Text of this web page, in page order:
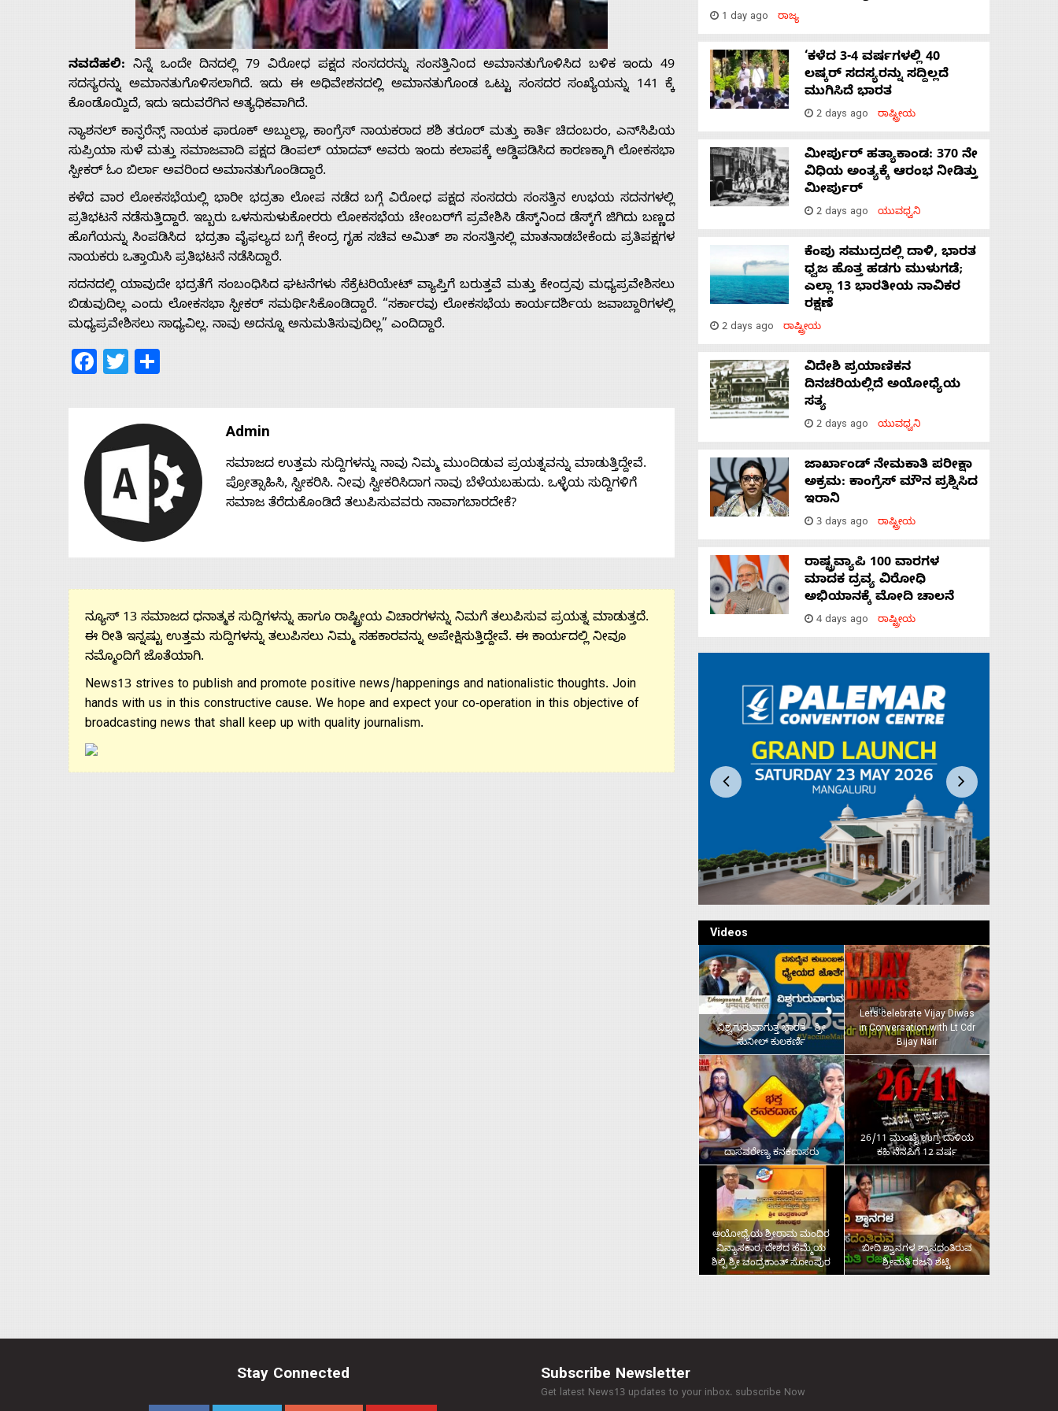
Advertise
Contact
ನವದೆಹಲಿ: ನಿನ್ನೆ ಒಂದೇ ದಿನದಲ್ಲಿ 79 ವಿರೋಧ ಪಕ್ಷದ ಸಂಸದರನ್ನು ಸಂಸತ್ತಿನಿಂದ ಅಮಾನತುಗೊಳಿಸಿದ ಬಳಿಕ ಇಂದು 49
ಸದಸ್ಯರನ್ನು ಅಮಾನತುಗೊಳಿಸಲಾಗಿದೆ. ಇದು ಈ ಅಧಿವೇಶನದಲ್ಲಿ ಅಮಾನತುಗೊಂಡ ಒಟ್ಟು ಸಂಸದರ ಸಂಖ್ಯೆಯನ್ನು 141 ಕ್ಕೆ
ಕೊಂಡೊಯ್ದಿದೆ, ಇದು ಇದುವರೆಗಿನ ಅತ್ಯಧಿಕವಾಗಿದೆ.
ನ್ಯಾಶನಲ್ ಕಾನ್ಫರೆನ್ಸ್ ನಾಯಕ ಫಾರೂಕ್ ಅಬ್ದುಲ್ಲಾ, ಕಾಂಗ್ರೆಸ್ ನಾಯಕರಾದ ಶಶಿ ತರೂರ್ ಮತ್ತು ಕಾರ್ತಿ ಚಿದಂಬರಂ, ಎನ್‌ಸಿಪಿಯ
ಸುಪ್ರಿಯಾ ಸುಳೆ ಮತ್ತು ಸಮಾಜವಾದಿ ಪಕ್ಷದ ಡಿಂಪಲ್ ಯಾದವ್ ಅವರು ಇಂದು ಕಲಾಪಕ್ಕೆ ಅಡ್ಡಿಪಡಿಸಿದ ಕಾರಣಕ್ಕಾಗಿ ಲೋಕಸಭಾ
ಸ್ಪೀಕರ್ ಓಂ ಬಿರ್ಲಾ ಅವರಿಂದ ಅಮಾನತುಗೊಂಡಿದ್ದಾರೆ.
ಕಳೆದ ವಾರ ಲೋಕಸಭೆಯಲ್ಲಿ ಭಾರೀ ಭದ್ರತಾ ಲೋಪ ನಡೆದ ಬಗ್ಗೆ ವಿರೋಧ ಪಕ್ಷದ ಸಂಸದರು ಸಂಸತ್ತಿನ ಉಭಯ ಸದನಗಳಲ್ಲಿ
ಪ್ರತಿಭಟನೆ ನಡೆಸುತ್ತಿದ್ದಾರೆ. ಇಬ್ಬರು ಒಳನುಸುಳುಕೋರರು ಲೋಕಸಭೆಯ ಚೇಂಬರ್‌ಗೆ ಪ್ರವೇಶಿಸಿ ಡೆಸ್ಕ್‌ನಿಂದ ಡೆಸ್ಕ್‌ಗೆ ಜಿಗಿದು ಬಣ್ಣದ
ಹೊಗೆಯನ್ನು ಸಿಂಪಡಿಸಿದ ಭದ್ರತಾ ವೈಫಲ್ಯದ ಬಗ್ಗೆ ಕೇಂದ್ರ ಗೃಹ ಸಚಿವ ಅಮಿತ್ ಶಾ ಸಂಸತ್ತಿನಲ್ಲಿ ಮಾತನಾಡಬೇಕೆಂದು ಪ್ರತಿಪಕ್ಷಗಳ
ನಾಯಕರು ಒತ್ತಾಯಿಸಿ ಪ್ರತಿಭಟನೆ ನಡೆಸಿದ್ದಾರೆ.
ಸದನದಲ್ಲಿ ಯಾವುದೇ ಭದ್ರತೆಗೆ ಸಂಬಂಧಿಸಿದ ಘಟನೆಗಳು ಸೆಕ್ರೆಟರಿಯೇಟ್ ವ್ಯಾಪ್ತಿಗೆ ಬರುತ್ತವೆ ಮತ್ತು ಕೇಂದ್ರವು ಮಧ್ಯಪ್ರವೇಶಿಸಲು
ಬಿಡುವುದಿಲ್ಲ ಎಂದು ಲೋಕಸಭಾ ಸ್ಪೀಕರ್ ಸಮರ್ಥಿಸಿಕೊಂಡಿದ್ದಾರೆ. “ಸರ್ಕಾರವು ಲೋಕಸಭೆಯ ಕಾರ್ಯದರ್ಶಿಯ ಜವಾಬ್ದಾರಿಗಳಲ್ಲಿ
ಮಧ್ಯಪ್ರವೇಶಿಸಲು ಸಾಧ್ಯವಿಲ್ಲ. ನಾವು ಅದನ್ನೂ ಅನುಮತಿಸುವುದಿಲ್ಲ” ಎಂದಿದ್ದಾರೆ.
Facebook
Twitter
Admin
ಸಮಾಜದ ಉತ್ತಮ ಸುದ್ದಿಗಳನ್ನು ನಾವು ನಿಮ್ಮ ಮುಂದಿಡುವ ಪ್ರಯತ್ನವನ್ನು ಮಾಡುತ್ತಿದ್ದೇವೆ.
ಪ್ರೋತ್ಸಾಹಿಸಿ, ಸ್ವೀಕರಿಸಿ. ನೀವು ಸ್ವೀಕರಿಸಿದಾಗ ನಾವು ಬೆಳೆಯಬಹುದು. ಒಳ್ಳೆಯ ಸುದ್ದಿಗಳಿಗೆ
ಸಮಾಜ ತೆರೆದುಕೊಂಡಿದೆ ತಲುಪಿಸುವವರು ನಾವಾಗಬಾರದೇಕೆ?
ನ್ಯೂಸ್ 13 ಸಮಾಜದ ಧನಾತ್ಮಕ ಸುದ್ದಿಗಳನ್ನು ಹಾಗೂ ರಾಷ್ಟ್ರೀಯ ವಿಚಾರಗಳನ್ನು ನಿಮಗೆ ತಲುಪಿಸುವ ಪ್ರಯತ್ನ ಮಾಡುತ್ತದೆ.
ಈ ರೀತಿ ಇನ್ನಷ್ಟು ಉತ್ತಮ ಸುದ್ದಿಗಳನ್ನು ತಲುಪಿಸಲು ನಿಮ್ಮ ಸಹಕಾರವನ್ನು ಅಪೇಕ್ಷಿಸುತ್ತಿದ್ದೇವೆ. ಈ ಕಾರ್ಯದಲ್ಲಿ ನೀವೂ
ನಮ್ಮೊಂದಿಗೆ ಜೊತೆಯಾಗಿ.
News13 strives to publish and promote positive news/happenings and nationalistic thoughts. Join
hands with us in this constructive cause. We hope and expect your co-operation in this objective of
broadcasting news that shall keep up with quality journalism.
1 day ago ರಾಜ್ಯ
‘ಕಳೆದ 3-4 ವರ್ಷಗಳಲ್ಲಿ 40
ಲಷ್ಕರ್ ಸದಸ್ಯರನ್ನು ಸದ್ದಿಲ್ಲದೆ
ಮುಗಿಸಿದೆ ಭಾರತ
2 days ago ರಾಷ್ಟ್ರೀಯ
ಮೀರ್ಪುರ್ ಹತ್ಯಾಕಾಂಡ: 370 ನೇ
ವಿಧಿಯ ಅಂತ್ಯಕ್ಕೆ ಆರಂಭ ನೀಡಿತ್ತು
ಮೀರ್ಪುರ್
2 days ago ಯುವಧ್ವನಿ
ಕೆಂಪು ಸಮುದ್ರದಲ್ಲಿ ದಾಳಿ, ಭಾರತ
ಧ್ವಜ ಹೊತ್ತ ಹಡಗು ಮುಳುಗಡೆ;
ಎಲ್ಲಾ 13 ಭಾರತೀಯ ನಾವಿಕರ
ರಕ್ಷಣೆ
2 days ago ರಾಷ್ಟ್ರೀಯ
ವಿದೇಶಿ ಪ್ರಯಾಣಿಕನ
ದಿನಚರಿಯಲ್ಲಿದೆ ಅಯೋಧ್ಯೆಯ
ಸತ್ಯ
2 days ago ಯುವಧ್ವನಿ
ಜಾರ್ಖಾಂಡ್‌ ನೇಮಕಾತಿ ಪರೀಕ್ಷಾ
ಅಕ್ರಮ: ಕಾಂಗ್ರೆಸ್‌ ಮೌನ ಪ್ರಶ್ನಿಸಿದ
ಇರಾನಿ
3 days ago ರಾಷ್ಟ್ರೀಯ
ರಾಷ್ಟ್ರವ್ಯಾಪಿ 100 ವಾರಗಳ
ಮಾದಕ ದ್ರವ್ಯ ವಿರೋಧಿ
ಅಭಿಯಾನಕ್ಕೆ ಮೋದಿ ಚಾಲನೆ
4 days ago ರಾಷ್ಟ್ರೀಯ
Videos
ವಿಶ್ವಗುರುವಾಗುತ್ತ ಭಾರತ – ಶ್ರೀ
ಸುನೀಲ್‌ ಕುಲಕರ್ಣಿ
Lets celebrate Vijay Diwas
in Conversation with Lt Cdr
Bijay Nair
ದಾಸವರೇಣ್ಯ ಕನಕದಾಸರು
26/11 ಮುಂಬೈ ಉಗ್ರ ದಾಳಿಯ
ಕಹಿ ನೆನಪಿಗೆ 12 ವರ್ಷ
ಅಯೋಧ್ಯೆಯ ಶ್ರೀರಾಮ ಮಂದಿರ
ವಿನ್ಯಾಸಕಾರ, ದೇಶದ ಹೆಮ್ಮೆಯ
ಶಿಲ್ಪಿ ಶ್ರೀ ಚಂದ್ರಕಾಂತ್‌ ಸೋಂಪುರ
ಬೀದಿ ಶ್ವಾನಗಳ ಶ್ವಾಸದಂತಿರುವ
ಶ್ರೀಮತಿ ರಜನಿ ಶೆಟ್ಟಿ
Stay Connected Subscribe Newsletter
Get latest News13 updates to your inbox. subscribe Now